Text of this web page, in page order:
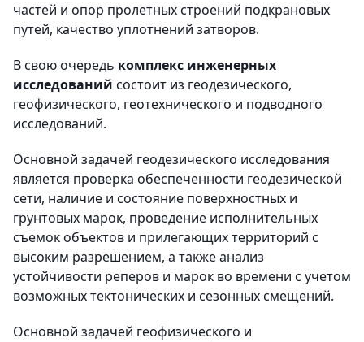
частей и опор пролетных строений подкрановых
путей, качество уплотнений затворов.
В свою очередь комплекс инженерных
исследований состоит из геодезического,
геофизического, геотехнического и подводного
исследований.
Основной задачей геодезического исследования
является проверка обеспеченности геодезической
сети, наличие и состояние поверхностных и
грунтовых марок, проведение исполнительных
съемок объектов и прилегающих территорий с
высоким разрешением, а также анализ
устойчивости реперов и марок во времени с учетом
возможных тектонических и сезонных смещений.
Основной задачей геофизического и